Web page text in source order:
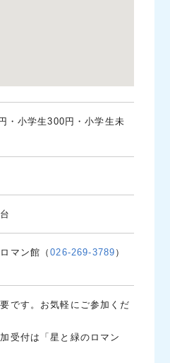
・小学生300円・小学生未
マン館（026-269-3789 ）
です。お気軽にご参加くだ
受付は「星と緑のロマン